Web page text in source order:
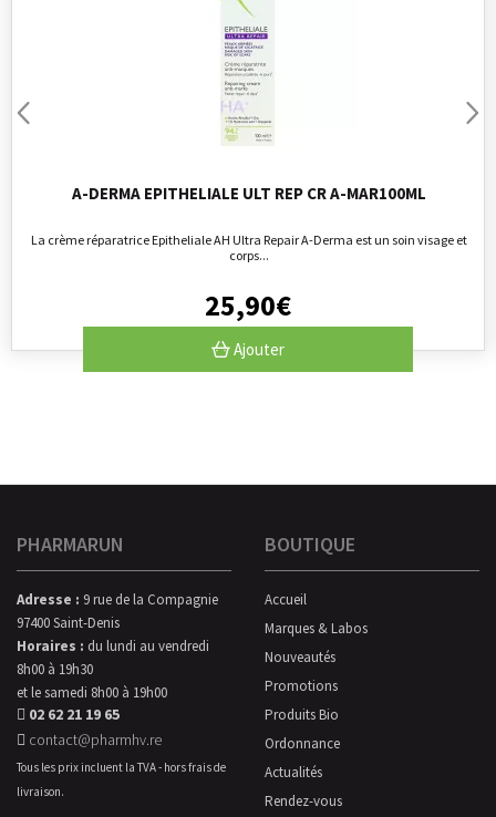
A-DERMA EPITHELIALE ULT REP CR A-MAR100ML
La crème réparatrice Epitheliale AH Ultra Repair A-Derma est un soin visage et
corps...
25,90€
Ajouter
PHARMARUN
Adresse : 9 rue de la Compagnie
97400 Saint-Denis
Horaires : du lundi au vendredi
8h00 à 19h30
et le samedi 8h00 à 19h00
02 62 21 19 65
contact@pharmhv.re
Tous les prix incluent la TVA - hors frais de
livraison.
BOUTIQUE
Accueil
Marques & Labos
Nouveautés
Promotions
Produits Bio
Ordonnance
Actualités
Rendez-vous